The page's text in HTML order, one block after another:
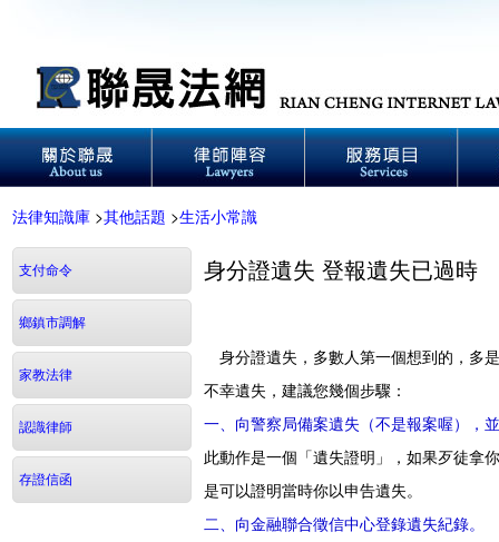
法律知識庫 >其他話題 >生活小常識
支付命令
鄉鎮市調解
家教法律
認識律師
存證信函
身分證遺失 登報遺失已過時
身分證遺失，多數人第一個想到的，多
不幸遺失，建議您幾個步驟：
一、向警察局備案遺失（不是報案喔），
此動作是一個「遺失證明」，如果歹徒拿
是可以證明當時你以申告遺失。
二、向金融聯合徵信中心登錄遺失紀錄。